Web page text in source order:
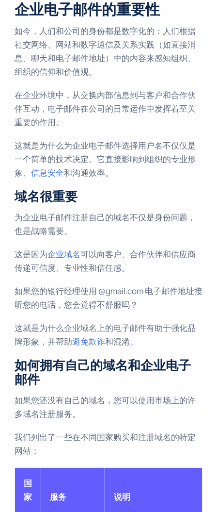
企业电子邮件的重要性
如今，人们和公司的身份都是数字化的：人们根据
社交网络、网站和数字通信及关系实践（如直接消
息、聊天和电子邮件地址）中的内容来感知组织、
组织的信仰和价值观。
在企业环境中，从交换内部信息到与客户和合作伙
伴互动，电子邮件在公司的日常运作中发挥着至关
重要的作用。
这就是为什么为企业电子邮件选择用户名不仅仅是
一个简单的技术决定。它直接影响到组织的专业形
象、 信息安全和沟通效率。
域名很重要
为企业电子邮件注册自己的域名不仅是身份问题，
也是战略需要。
这是因为企业域名可以向客户、合作伙伴和供应商
传递可信度、专业性和信任感。
如果您的银行经理使用 @gmail.com 电子邮件地址接
听您的电话，您会觉得不舒服吗？
这就是为什么企业域名上的电子邮件有助于强化品
牌形象，并帮助避免欺诈和混淆。
如何拥有自己的域名和企业电子
邮件
如果您还没有自己的域名，您可以使用市场上的许
多域名注册服务。
我们列出了一些在不同国家购买和注册域名的特定
网站：
国
家
服务 说明